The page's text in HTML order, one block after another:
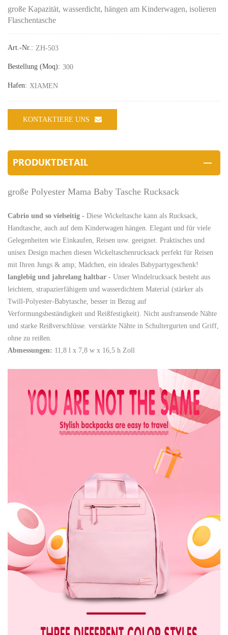
große Kapazität, wasserdicht, hängen am Kinderwagen, isolieren
Flaschentasche
Art.-Nr.: ZH-503
Bestellung (moq): 300
Hafen: XIAMEN
KONTAKTIERE UNS
PRODUKTDETAIL
große Polyester Mama Baby Tasche Rucksack
Cabrio und so vielseitig - Diese Wickeltasche kann als Rucksack,
Handtasche, auch auf dem Kinderwagen hängen. Elegant und für viele
Gelegenheiten wie Einkaufen, Reisen usw. geeignet. Praktisches und
unisex Design machen diesen Wickeltaschenrucksack perfekt für Reisen
mit Ihren Jungs & amp; Mädchen, ein ideales Babypartygeschenk!
langlebig und jahrelang haltbar - Unser Windelrucksack besteht aus
leichtem, strapazierfähigem und wasserdichtem Material (stärker als
Twill-Polyester-Babytasche, besser in Bezug auf
Verformungsbeständigkeit und Reißfestigkeit). Nicht ausfransende Nähte
und starke Reißverschlüsse. verstärkte Nähte in Schultergurten und Griff,
ohne zu reißen.
Abmessungen: 11,8 l x 7,8 w x 16,5 h Zoll